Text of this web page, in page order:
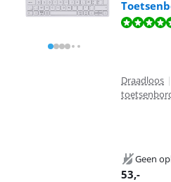
Beoordeling is 9,6 van de 10,
Draadloos |
Geen
53,-